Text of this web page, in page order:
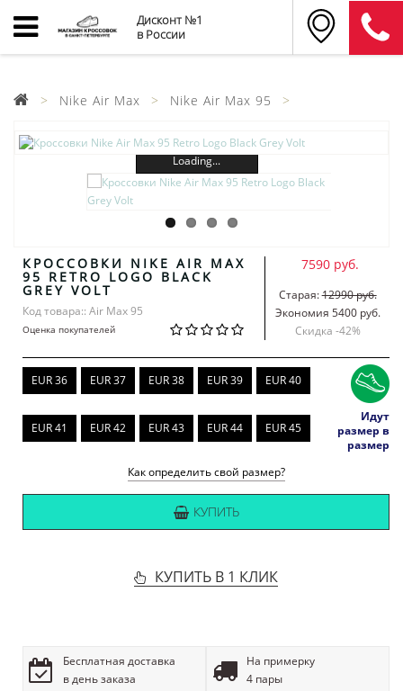
Дисконт №1
в России
Nike Air Max Nike Air Max 95
Loading...
КРОССОВКИ NIKE AIR MAX
95 RETRO LOGO BLACK
GREY VOLT
Код товара:: Air Max 95
Оценка покупателей
7590 руб.
Старая:12990 руб.
Экономия 5400 руб.
Скидка -42%
EUR 36 EUR 37 EUR 38 EUR 39 EUR 40
EUR 41 EUR 42 EUR 43 EUR 44 EUR 45
Идут
размер в
размер
Как определить свой размер?
КУПИТЬ
КУПИТЬ В 1 КЛИК
Бесплатная доставка
в день заказа
На примерку
4 пары